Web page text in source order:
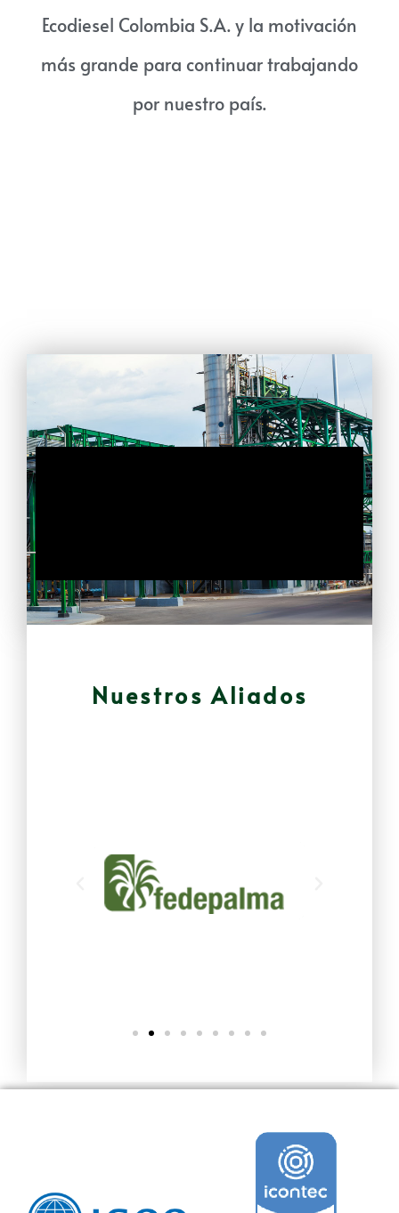
Ecodiesel Colombia S.A. y la motivación
más grande para continuar trabajando
por nuestro país.
Nuestros Aliados